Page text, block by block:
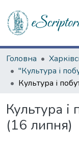
Головна
Культура
(16 липня)